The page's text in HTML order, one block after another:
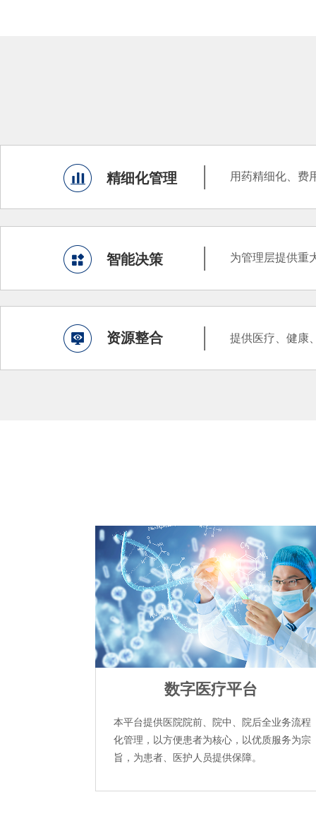
用药精细化、费
精细化管理
为管理层提供重
智能决策
提供医疗、健康
资源整合
数字医疗平台
本平台提供医院院前、院中、院后全业务流程
化管理，以方便患者为核心，以优质服务为宗
旨，为患者、医护人员提供保障。